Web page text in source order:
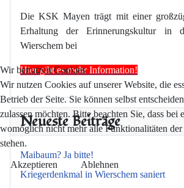
Die KSK Mayen trägt mit einer
Erhaltung der Erinnerungskultur in
Wierschem bei
Hier gibt es mehr Information!
Neueste Beiträge
Maibaum? Ja bitte!
Kriegerdenkmal in Wierschem saniert
Wir benutzen Cookies
Wir nutzen Cookies auf unserer Website, die
Betrieb der Seite. Sie können selbst
zulassen möchten. Bitte beachten Sie, dass bei
womöglich nicht mehr alle Funktionalitäten
stehen.
Akzeptieren Ablehnen